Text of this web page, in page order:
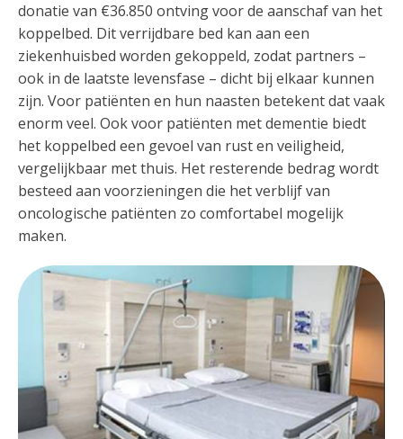
donatie van €36.850 ontving voor de aanschaf van het
koppelbed. Dit verrijdbare bed kan aan een
ziekenhuisbed worden gekoppeld, zodat partners –
ook in de laatste levensfase – dicht bij elkaar kunnen
zijn. Voor patiënten en hun naasten betekent dat vaak
enorm veel. Ook voor patiënten met dementie biedt
het koppelbed een gevoel van rust en veiligheid,
vergelijkbaar met thuis. Het resterende bedrag wordt
besteed aan voorzieningen die het verblijf van
oncologische patiënten zo comfortabel mogelijk
maken.